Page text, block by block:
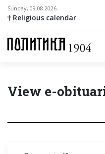
Sunday, 09.08.2026.
Religious calendar
View e-